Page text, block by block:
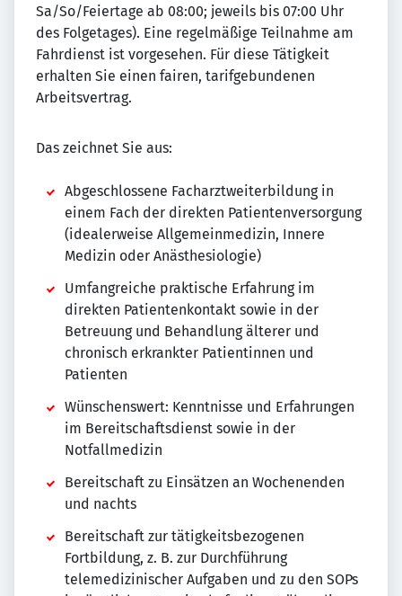
Sa/So/Feiertage ab 08:00; jeweils bis 07:00 Uhr
des Folgetages). Eine regelmäßige Teilnahme am
Fahrdienst ist vorgesehen. Für diese Tätigkeit
erhalten Sie einen fairen, tarifgebundenen
Arbeitsvertrag.
Das zeichnet Sie aus:
Abgeschlossene Facharztweiterbildung in
einem Fach der direkten Patientenversorgung
(idealerweise Allgemeinmedizin, Innere
Medizin oder Anästhesiologie)
Umfangreiche praktische Erfahrung im
direkten Patientenkontakt sowie in der
Betreuung und Behandlung älterer und
chronisch erkrankter Patientinnen und
Patienten
Wünschenswert: Kenntnisse und Erfahrungen
im Bereitschaftsdienst sowie in der
Notfallmedizin
Bereitschaft zu Einsätzen an Wochenenden
und nachts
Bereitschaft zur tätigkeitsbezogenen
Fortbildung, z. B. zur Durchführung
telemedizinischer Aufgaben und zu den SOPs